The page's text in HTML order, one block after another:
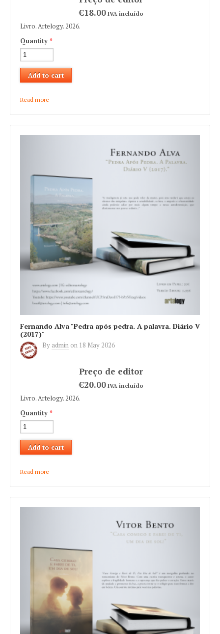
€18.00IVA incluído
Livro. Artelogy. 2026.
Quantity *
Read more
Fernando Alva "Pedra após pedra. A palavra. Diário V
(2017)"
By admin on 18 May 2026
€20.00IVA incluído
Livro. Artelogy. 2026.
Quantity *
Read more